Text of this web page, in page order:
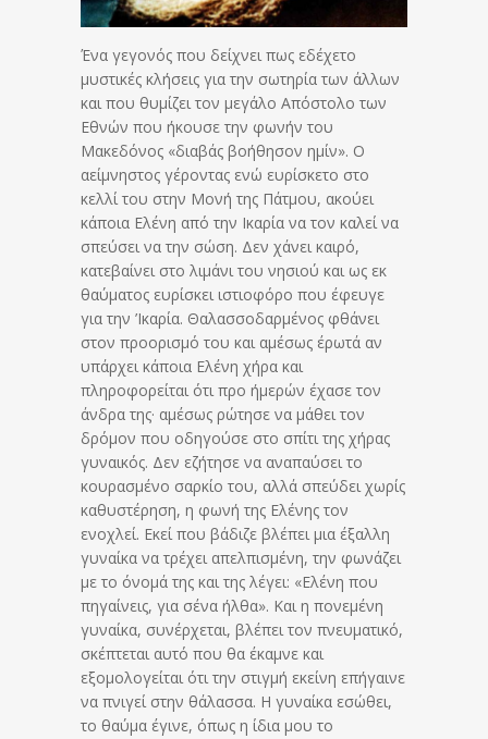
Ένα γεγονός που δείχνει πως εδέχετο
μυστικές κλήσεις για την σωτηρία των άλλων
και που θυμίζει τον μεγάλο Απόστολο των
Εθνών που ήκουσε την φωνήν του
Μακεδόνος «διαβάς βοήθησον ημίν». Ο
αείμνηστος γέροντας ενώ ευρίσκετο στο
κελλί του στην Μονή της Πάτμου, ακούει
κάποια Ελένη από την Ικαρία να τον καλεί να
σπεύσει να την σώση. Δεν χάνει καιρό,
κατεβαίνει στο λιμάνι του νησιού και ως εκ
θαύματος ευρίσκει ιστιοφόρο που έφευγε
για την ’Ικαρία. Θαλασσοδαρμένος φθάνει
στον προορισμό του και αμέσως έρωτά αν
υπάρχει κάποια Ελένη χήρα και
πληροφορείται ότι προ ήμερών έχασε τον
άνδρα της· αμέσως ρώτησε να μάθει τον
δρόμον που οδηγούσε στο σπίτι της χήρας
γυναικός. Δεν εζήτησε να αναπαύσει το
κουρασμένο σαρκίο του, αλλά σπεύδει χωρίς
καθυστέρηση, η φωνή της Ελένης τον
ενοχλεί. Εκεί που βάδιζε βλέπει μια έξαλλη
γυναίκα να τρέχει απελπισμένη, την φωνάζει
με το όνομά της και της λέγει: «Ελένη που
πηγαίνεις, για σένα ήλθα». Και η πονεμένη
γυναίκα, συνέρχεται, βλέπει τον πνευματικό,
σκέπτεται αυτό που θα έκαμνε και
εξομολογείται ότι την στιγμή εκείνη επήγαινε
να πνιγεί στην θάλασσα. Η γυναίκα εσώθει,
το θαύμα έγινε, όπως η ίδια μου το